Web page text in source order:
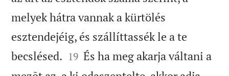
melyek hátra vannak a kürtölés
esztendejéig, és szállíttassék le a te
becslésed. 

19 És ha meg akarja váltani a